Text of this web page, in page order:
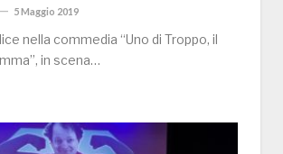
5 Maggio 2019
nella commedia “Uno di Troppo, il
in scena…